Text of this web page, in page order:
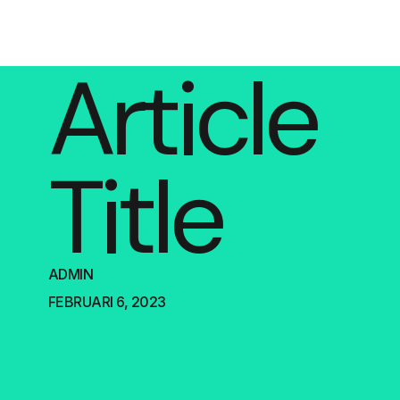
Article
Title
ADMIN
FEBRUARI 6, 2023